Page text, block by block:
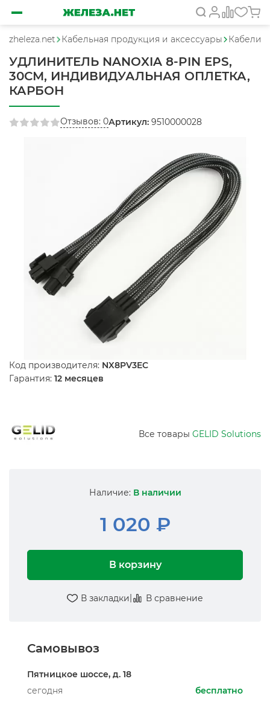
zheleza.net Кабельная продукция и аксессуары Кабели,
УДЛИНИТЕЛЬ NANOXIA 8-PIN EPS,
30СМ, ИНДИВИДУАЛЬНАЯ ОПЛЕТКА,
КАРБОН
Отзывов: 0Артикул: 9510000028
Код производителя: NX8PV3EC
Гарантия: 12 месяцев
Все товары GELID Solutions
Наличие: В наличии
1 020 ₽
В корзину
В закладки| В сравнение
Самовывоз
Пятницкое шоссе, д. 18
сегодня
бесплатно